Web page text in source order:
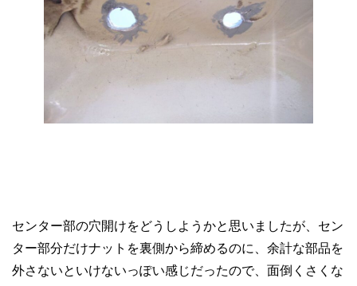
センター部の穴開けをどうしようかと思いましたが、セン
ター部分だけナットを裏側から締めるのに、余計な部品を
外さないといけないっぽい感じだったので、面倒くさくな